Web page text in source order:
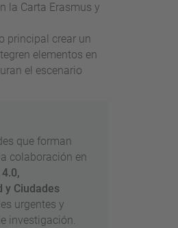
la Carta Erasmus y
principal crear un
elementos en
el escenario
que forman
colaboración en
y Ciudades
urgentes y
investigación.